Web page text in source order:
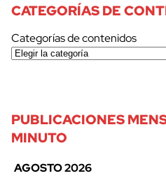
CATEGORÍAS DE
Categorías de contenidos
PUBLICACIONES
MINUTO
AGOSTO 2026